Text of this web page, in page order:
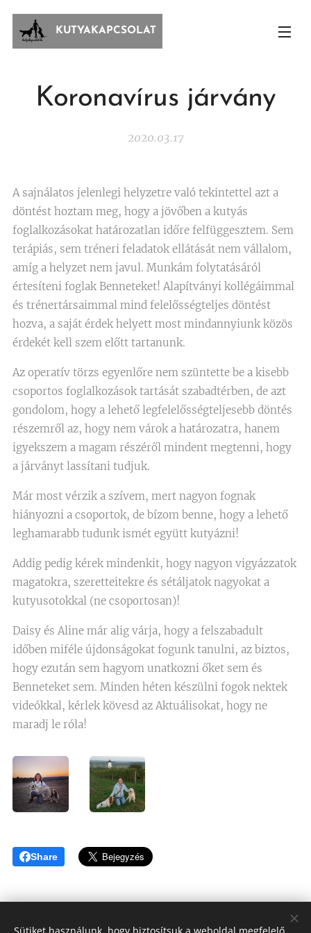
KUTYAKAPCSOLAT
Koronavírus járvány
2020.03.17
A sajnálatos jelenlegi helyzetre való tekintettel azt a
döntést hoztam meg, hogy a jövőben a kutyás
foglalkozásokat határozatlan időre felfüggesztem. Sem
terápiás, sem tréneri feladatok ellátását nem vállalom,
amíg a helyzet nem javul. Munkám folytatásáról
értesíteni foglak Benneteket! Alapítványi kollégáimmal
és trénertársaimmal mind felelősségteljes döntést
hozva, a saját érdek helyett most mindannyiunk közös
érdekét kell szem előtt tartanunk.
Az operatív törzs egyenlőre nem szüntette be a kisebb
csoportos foglalkozások tartását szabadtérben, de azt
gondolom, hogy a lehető legfelelősségteljesebb döntés
részemről az, hogy nem várok a határozatra, hanem
igyekszem a magam részéről mindent megtenni, hogy
a járványt lassítani tudjuk.
Már most vérzik a szívem, mert nagyon fognak
hiányozni a csoportok, de bízom benne, hogy a lehető
leghamarabb tudunk ismét együtt kutyázni!
Addig pedig kérek mindenkit, hogy nagyon vigyázzatok
magatokra, szeretteitekre és sétáljatok nagyokat a
kutyusotokkal (ne csoportosan)!
Daisy és Aline már alig várja, hogy a felszabadult
időben miféle újdonságokat fogunk tanulni, az biztos,
hogy ezután sem hagyom unatkozni őket sem és
Benneteket sem. Minden héten készülni fogok nektek
videókkal, kérlek kövesd az Aktuálisokat, hogy ne
maradj le róla!
Share